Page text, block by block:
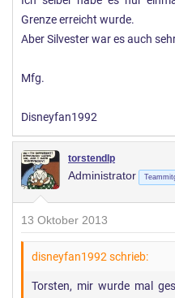
Grenze erreicht wurde.
Aber Silvester war es auch
Mfg.
Disneyfan1992
torstendlp
Administrator
13 Oktober 2013
disneyfan1992 schrieb:
Torsten, mir wurde mal